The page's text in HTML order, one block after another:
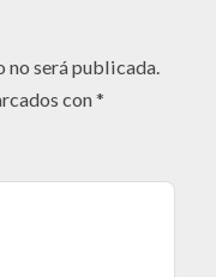
será publicada.
con*